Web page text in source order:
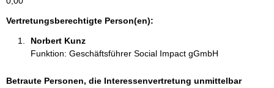
n
e
Vertretungsberechtigte Person(en):
Norbert Kunz
Funktion: Geschäftsführer Social Impact gGmbH
Betraute Personen, die Interessenvertretung unmittelbar